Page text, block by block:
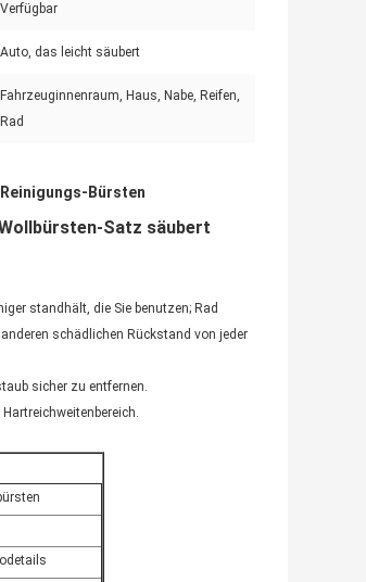
Verfügbar
Auto, das leicht säubert
Fahrzeuginnenraum, Haus, Nabe, Reifen,
Rad
Bürsten
Satz säubert
standhält, die Sie benutzen; Rad
schädlichen Rückstand von jeder
sicher zu entfernen.